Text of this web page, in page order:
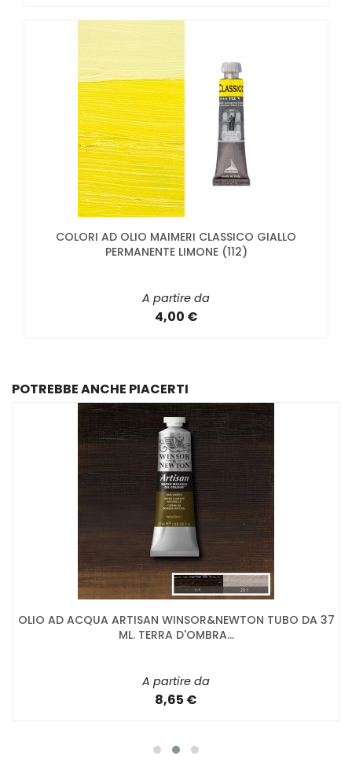
COLORI AD OLIO MAIMERI CLASSICO GIALLO
PERMANENTE LIMONE (112)
A partire da
4,00 €
POTREBBE ANCHE PIACERTI
OLIO AD ACQUA ARTISAN WINSOR&NEWTON TUBO DA 37
ML. TERRA D'OMBRA...
A partire da
8,65 €